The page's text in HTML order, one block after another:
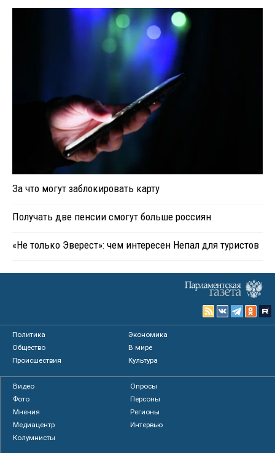
За что могут заблокировать карту
Получать две пенсии смогут больше россиян
«Не только Эверест»: чем интересен Непал для туристов
Политика
Экономика
Общество
В мире
Происшествия
Культура
Видео
Опросы
Фото
Персоны
Мнения
Регионы
Медиацентр
Интервью
Колумнисты